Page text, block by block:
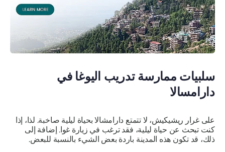
سلبيات ممارسة تدريب اليوغا في
دارامسالا
على غرار ريشيكيش، لا تتمتع دارامشالا بحياة ليلية صاخبة. لذا، إذا
كنت تبحث عن حياة ليلية، فقد ترغب في زيارة غوا. إضافة إلى
ذلك، قد تكون هذه المدينة باردة بعض الشيء بالنسبة للبعض.